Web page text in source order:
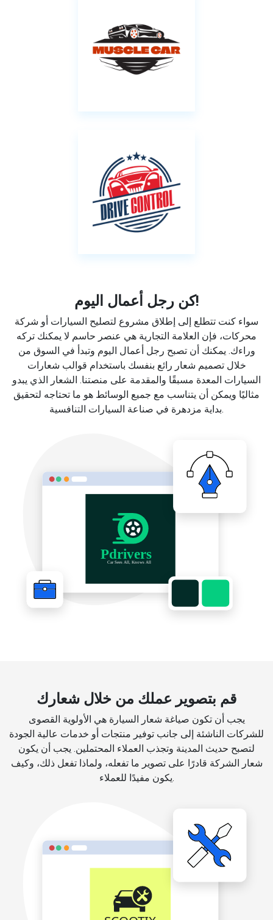
كن رجل أعمال اليوم!
سواء كنت تتطلع إلى إطلاق مشروع لتصليح السيارات أو شركة
محركات، فإن العلامة التجارية هي عنصر حاسم لا يمكنك تركه
وراءك. يمكنك أن تصبح رجل أعمال اليوم وتبدأ في السوق من
خلال تصميم شعار رائع بنفسك باستخدام قوالب شعارات
السيارات المعدة مسبقًا والمقدمة على منصتنا. الشعار الذي يبدو
مثاليًا ويمكن أن يتناسب مع جميع الوسائط هو ما تحتاجه لتحقيق
بداية مزدهرة في صناعة السيارات التنافسية.
قم بتصوير عملك من خلال شعارك
يجب أن تكون صياغة شعار السيارة هي الأولوية القصوى
للشركات الناشئة إلى جانب توفير منتجات أو خدمات عالية الجودة
لتصبح حديث المدينة وتجذب العملاء المحتملين. يجب أن يكون
شعار الشركة قادرًا على تصوير ما تفعله، ولماذا تفعل ذلك، وكيف
يكون مفيدًا للعملاء.